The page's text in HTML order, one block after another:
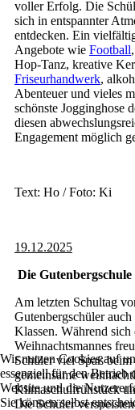
voller Erfolg. Die
sich in entspannter
entdecken. Ein
Angebote wie Football
Hop-Tanz, kreative
Friseurhandwerk,
Abenteuer und vieles
schönste Jogginghose
diesen
Engagement möglich
Text: Ho / Foto: Ki
19.12.2025
Die
Am letzten Schultag
Gutenbergschüler
Klassen. Während
Weihnachtsmannes
Schüler viel Spaß
gemeinsame
Klimaschulfrühstück
Die Schüler
Wir nutzen Cookies auf
essenziell für den Betrieb
Website und die
Sie können selbst